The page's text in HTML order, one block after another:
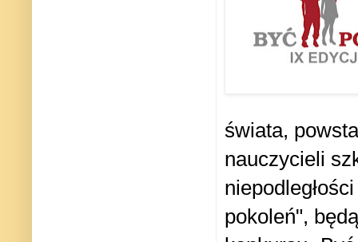
świata,
nauczycieli
pokoleń",